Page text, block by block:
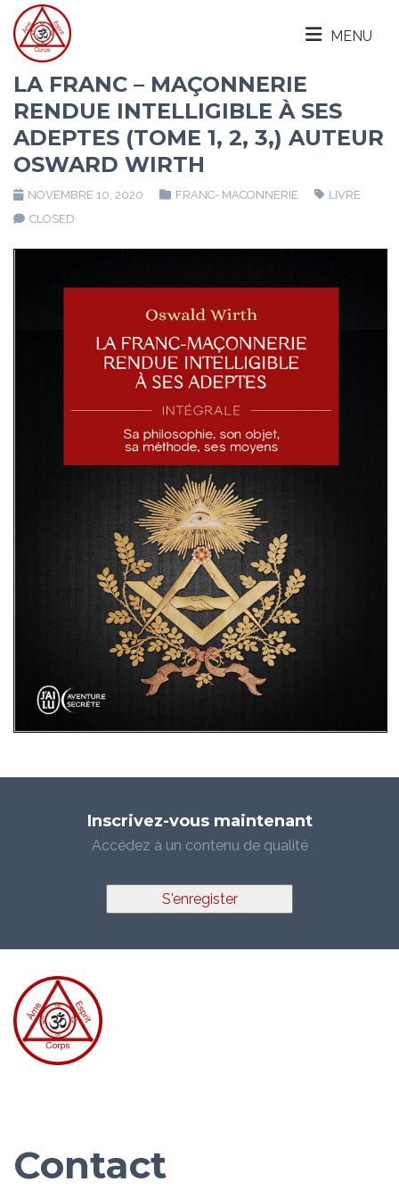
MENU
LA FRANC – MAÇONNERIE
RENDUE INTELLIGIBLE À SES
ADEPTES (TOME 1, 2, 3,) AUTEUR
OSWARD WIRTH
NOVEMBRE 10, 2020 FRANC- MACONNERIE
LIVRE
CLOSED
Inscrivez-vous maintenant
Accédez à un contenu de qualité
S'enregister
Contact